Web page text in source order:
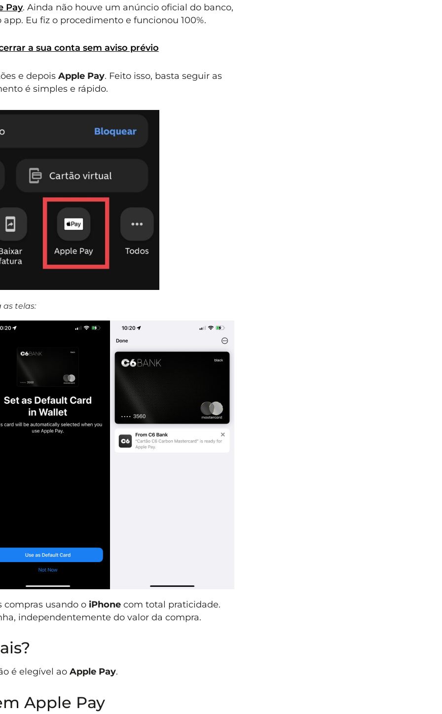
Pay. Ainda não houve um anúncio oficial do banco,
Eu fiz o procedimento e funcionou 100%.
a sua conta sem aviso prévio
e depois Apple Pay. Feito isso, basta seguir as
é simples e rápido.
as telas:
compras usando o iPhonecom total praticidade.
independentemente do valor da compra.
é elegível ao Apple Pay.
Apple Pay